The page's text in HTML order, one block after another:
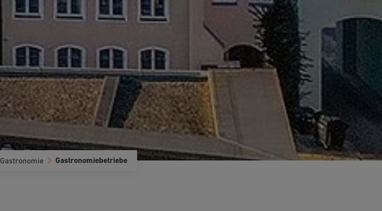
Gastronomiebetriebe
Gastronomie